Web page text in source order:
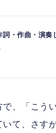
・作曲・演
、「こう
て、さす